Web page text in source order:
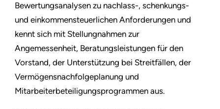
Bewertungsanalysen zu nachlass-, schenkungs-
und einkommensteuerlichen Anforderungen und
kennt sich mit Stellungnahmen zur
Angemessenheit, Beratungsleistungen für den
Vorstand, der Unterstützung bei Streitfällen, der
Vermögensnachfolgeplanung und
Mitarbeiterbeteiligungsprogrammen aus.